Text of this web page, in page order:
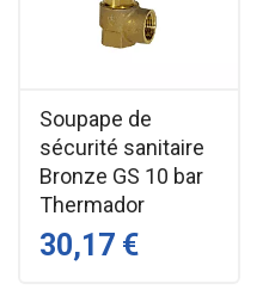
Soupape de
sécurité sanitaire
Bronze GS 10 bar
Thermador
30,17 €